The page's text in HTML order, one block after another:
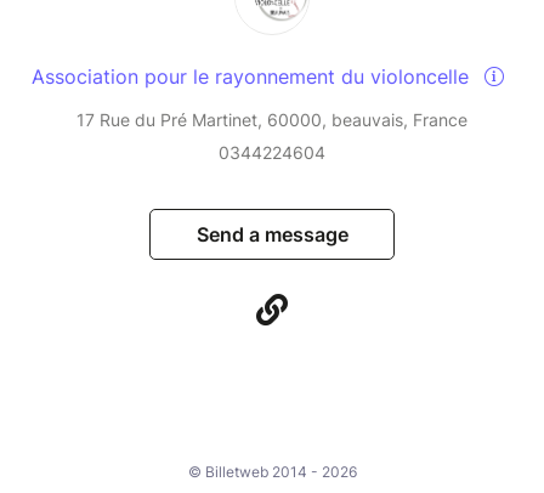
Association pour le rayonnement du violoncelle
17 Rue du Pré Martinet, 60000, beauvais, France
0344224604
Send a message
© Billetweb 2014 - 2026